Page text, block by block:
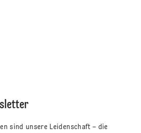
sind unsere Leidenschaft – die